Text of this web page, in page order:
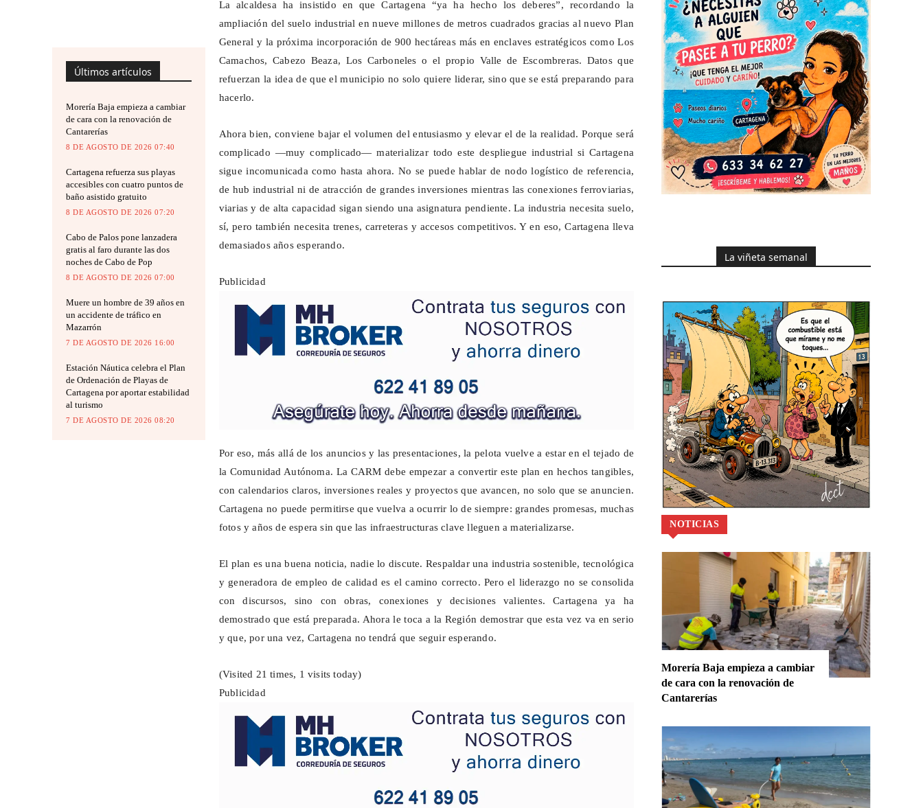
Últimos artículos
Morería Baja empieza a cambiar
de cara con la renovación de
Cantarerías
8 DE AGOSTO DE 2026 07:40
Cartagena refuerza sus playas
accesibles con cuatro puntos de
baño asistido gratuito
8 DE AGOSTO DE 2026 07:20
Cabo de Palos pone lanzadera
gratis al faro durante las dos
noches de Cabo de Pop
8 DE AGOSTO DE 2026 07:00
Muere un hombre de 39 años en
un accidente de tráfico en
Mazarrón
7 DE AGOSTO DE 2026 16:00
Estación Náutica celebra el Plan
de Ordenación de Playas de
Cartagena por aportar estabilidad
al turismo
7 DE AGOSTO DE 2026 08:20
La alcaldesa ha insistido en que Cartagena “ya ha hecho los deberes”, recordando la
ampliación del suelo industrial en nueve millones de metros cuadrados gracias al nuevo Plan
General y la próxima incorporación de 900 hectáreas más en enclaves estratégicos como Los
Camachos, Cabezo Beaza, Los Carboneles o el propio Valle de Escombreras. Datos que
refuerzan la idea de que el municipio no solo quiere liderar, sino que se está preparando para
hacerlo.
Ahora bien, conviene bajar el volumen del entusiasmo y elevar el de la realidad. Porque será
complicado —muy complicado— materializar todo este despliegue industrial si Cartagena
sigue incomunicada como hasta ahora. No se puede hablar de nodo logístico de referencia,
de hub industrial ni de atracción de grandes inversiones mientras las conexiones ferroviarias,
viarias y de alta capacidad sigan siendo una asignatura pendiente. La industria necesita suelo,
sí, pero también necesita trenes, carreteras y accesos competitivos. Y en eso, Cartagena lleva
demasiados años esperando.
Publicidad
Por eso, más allá de los anuncios y las presentaciones, la pelota vuelve a estar en el tejado de
la Comunidad Autónoma. La CARM debe empezar a convertir este plan en hechos tangibles,
con calendarios claros, inversiones reales y proyectos que avancen, no solo que se anuncien.
Cartagena no puede permitirse que vuelva a ocurrir lo de siempre: grandes promesas, muchas
fotos y años de espera sin que las infraestructuras clave lleguen a materializarse.
El plan es una buena noticia, nadie lo discute. Respaldar una industria sostenible, tecnológica
y generadora de empleo de calidad es el camino correcto. Pero el liderazgo no se consolida
con discursos, sino con obras, conexiones y decisiones valientes. Cartagena ya ha
demostrado que está preparada. Ahora le toca a la Región demostrar que esta vez va en serio
y que, por una vez, Cartagena no tendrá que seguir esperando.
(Visited 21 times, 1 visits today)
Publicidad
La viñeta semanal
NOTICIAS
Morería Baja empieza a cambiar
de cara con la renovación de
Cantarerías